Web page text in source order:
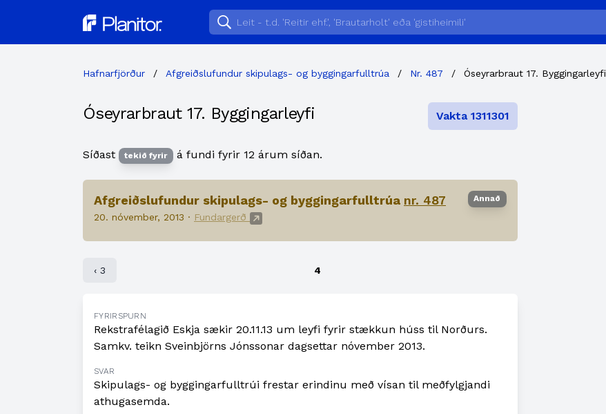
Planitor
Hafnarfjörður / Afgreiðslufundur skipulags- og byggingarfulltrúa / Nr. 487 / Óseyrarbraut 17. Byggingarleyfi
Óseyrarbraut 17. Byggingarleyfi Vakta 1311301
Síðast tekið fyrir á fundi fyrir 12 árum síðan.
Afgreiðslufundur skipulags- og byggingarfulltrúa nr. 487
20. nóvember, 2013 · Fundargerð
Annað
‹ 3 4
FYRIRSPURN
Rekstrafélagið Eskja sækir 20.11.13 um leyfi fyrir stækkun húss til Norðurs.
Samkv. teikn Sveinbjörns Jónssonar dagsettar nóvember 2013.
SVAR
Skipulags- og byggingarfulltrúi frestar erindinu með vísan til meðfylgjandi
athugasemda.